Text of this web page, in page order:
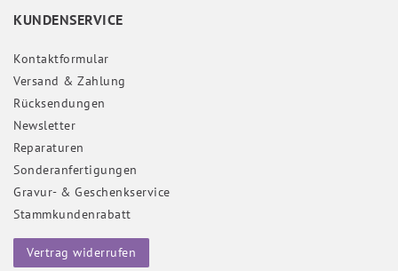
KUNDENSERVICE
Kontaktformular
Versand & Zahlung
Rücksendungen
Newsletter
Reparaturen
Sonderanfertigungen
Gravur- & Geschenkservice
Stammkundenrabatt
Vertrag widerrufen